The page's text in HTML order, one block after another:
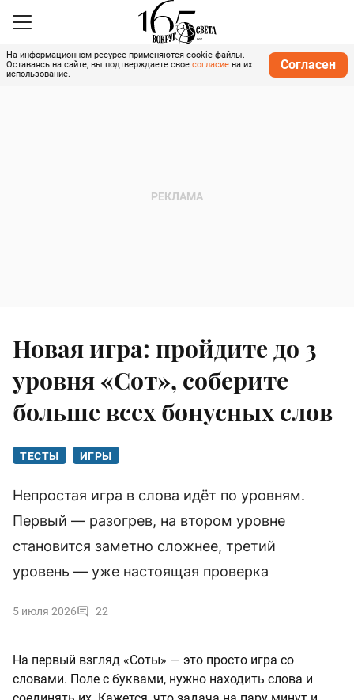
На информационном ресурсе применяются cookie-файлы.
Оставаясь на сайте, вы подтверждаете свое согласие на их
использование.
Согласен
Новая игра: пройдите до 3
уровня «Сот», соберите
больше всех бонусных слов
ТЕСТЫ ИГРЫ
Непростая игра в слова идёт по уровням.
Первый — разогрев, на втором уровне
становится заметно сложнее, третий
уровень — уже настоящая проверка
5 июля 2026 22
На первый взгляд «Соты» — это просто игра со
словами. Поле с буквами, нужно находить слова и